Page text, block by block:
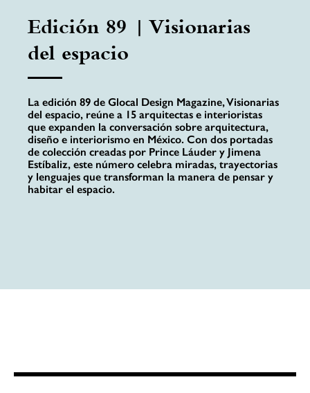
Edición 89 | Visionarias
del espacio
La edición 89 de Glocal Design Magazine, Visionarias
del espacio, reúne a 15 arquitectas e interioristas
que expanden la conversación sobre arquitectura,
diseño e interiorismo en México. Con dos portadas
de colección creadas por Prince Láuder y Jimena
Estíbaliz, este número celebra miradas, trayectorias
y lenguajes que transforman la manera de pensar y
habitar el espacio.